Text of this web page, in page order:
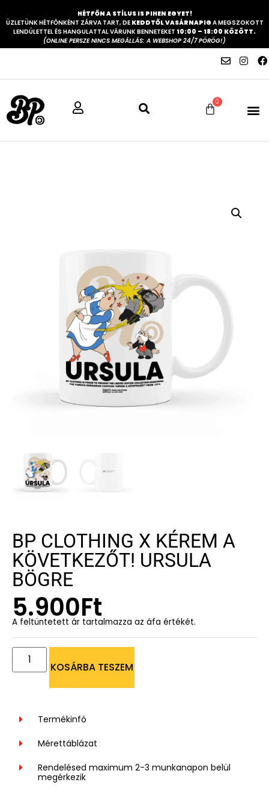
HÉTFŐN A STÍLUS IS PIHEN EGYET!
ÜZLETÜNK HÉTFŐNKÉNT ZÁRVA TART, DE KEDDTŐL VASÁRNAPIG A MEGSZOKOTT
LENDÜLETTEL ÉS HANGULATTAL VÁRUNK BENNETEKET 10:00 – 18:00 KÖZÖTT.
(ONLINE PERSZE NINCS MEGÁLLÁS: A WEBSHOP 24/7 PÖRÖG!)
0
BP CLOTHING X KÉREM A
KÖVETKEZŐT! URSULA
BÖGRE
5.900Ft
A feltüntetett ár tartalmazza az áfa értékét.
KOSÁRBA TESZEM
Termékinfó
Mérettáblázat
Rendelésed maximum 2-3 munkanapon belül
megérkezik